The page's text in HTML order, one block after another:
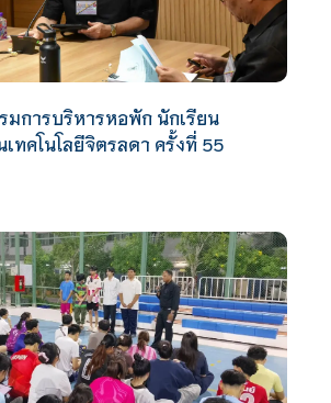
การบริหารหอพัก นักเรียน
ทคโนโลยีจิตรลดา ครั้งที่ 55